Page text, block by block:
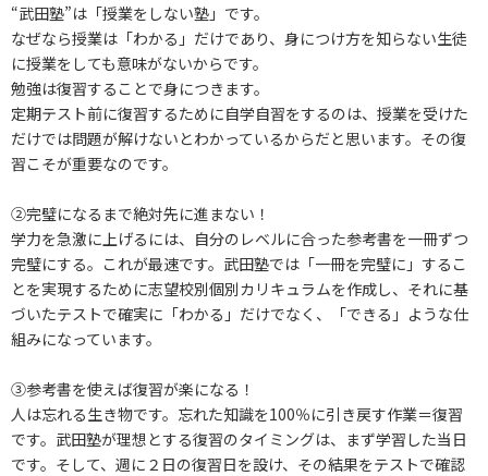
“武田塾”は「授業をしない塾」です。
なぜなら授業は「わかる」だけであり、身につけ方を知らない生徒
に授業をしても意味がないからです。
勉強は復習することで身につきます。
定期テスト前に復習するために自学自習をするのは、授業を受けた
だけでは問題が解けないとわかっているからだと思います。その復
習こそが重要なのです。
②完璧になるまで絶対先に進まない！
学力を急激に上げるには、自分のレベルに合った参考書を一冊ずつ
完璧にする。これが最速です。武田塾では「一冊を完璧に」するこ
とを実現するために志望校別個別カリキュラムを作成し、それに基
づいたテストで確実に「わかる」だけでなく、「できる」ような仕
組みになっています。
③参考書を使えば復習が楽になる！
人は忘れる生き物です。忘れた知識を100％に引き戻す作業＝復習
です。武田塾が理想とする復習のタイミングは、まず学習した当日
です。そして、週に２日の復習日を設け、その結果をテストで確認